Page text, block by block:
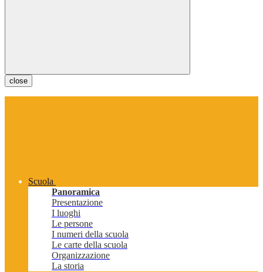
close
Scuola
Panoramica
Presentazione
I luoghi
Le persone
I numeri della scuola
Le carte della scuola
Organizzazione
La storia